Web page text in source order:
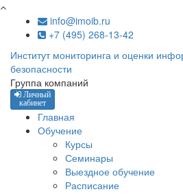
Перейти к основному содержанию
info@imoib.ru
+7 (495) 268-13-42
Институт мониторинга и оценки
безопасности
Группа компаний
Личный
кабинет
Главная
Обучение
Курсы
Семинары
Выездное обучение
Расписание